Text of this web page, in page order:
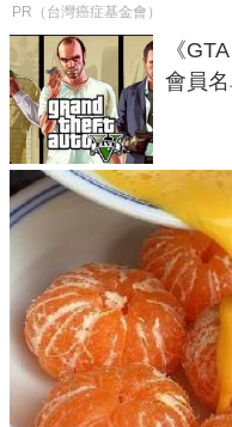
PR（台灣癌症基金會）
《
會員